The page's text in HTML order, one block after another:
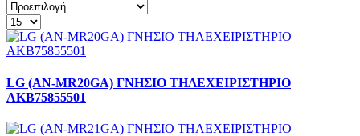
LG (AN-MR20GA) ΓΝΗΣΙΟ ΤΗΛΕΧΕΙΡΙΣΤΗΡΙΟ
AKB75855501